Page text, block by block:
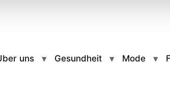
uns Gesundheit Mode